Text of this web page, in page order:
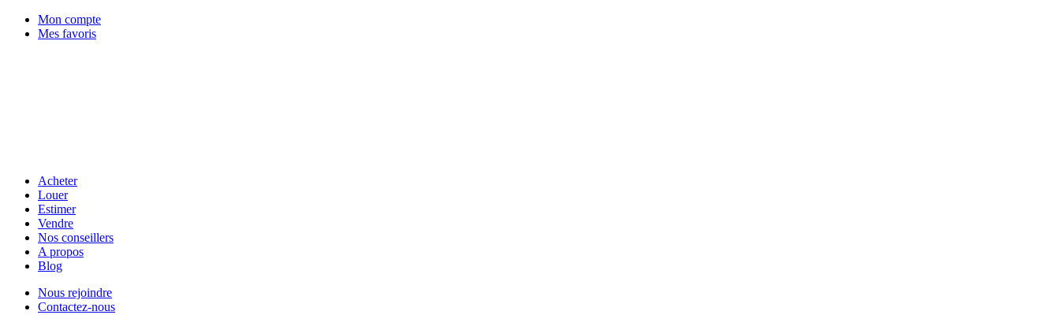
Mon compte
Mes favoris
Acheter
Louer
Estimer
Vendre
Nos conseillers
A propos
Blog
Nous rejoindre
Contactez-nous